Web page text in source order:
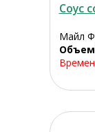
Соус
Майл